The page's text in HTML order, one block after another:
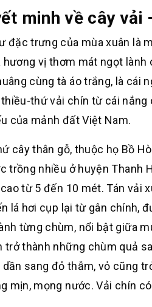
minh về cây vải
đặc trưng của mùa xuân là
hương vị thơm mát ngọt
cùng tà áo trắng, là cái
thứ vải chín từ cái
của mảnh đất Việt Nam.
cây thân gỗ, thuộc họ Bồ
trồng nhiều ở huyện Thanh
từ 5 đến 10 mét. Tán vải
lá hơi cụp lại từ gân chính,
từng chùm, nổi bật giữa
trở thành những chùm quả
sang đỏ thẫm, vỏ cũng
mịn, mọng nước. Vải chín